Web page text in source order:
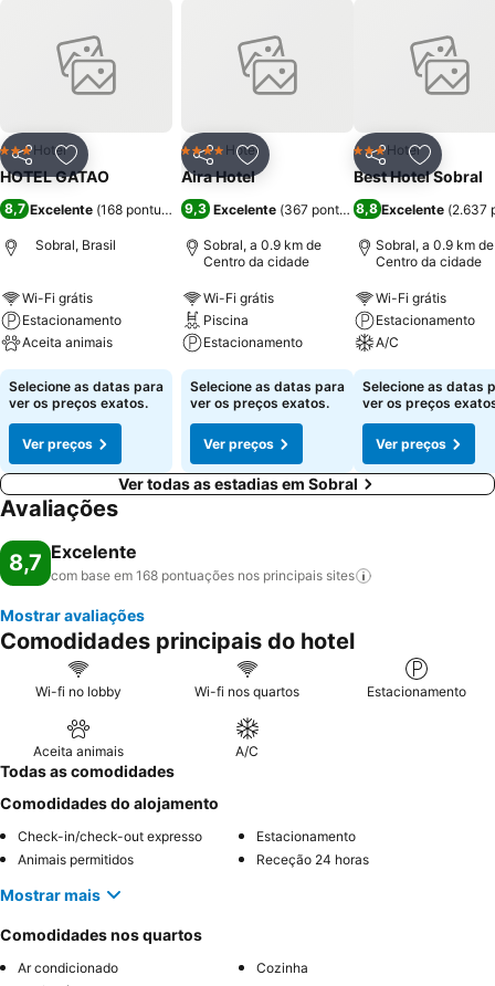
PartilharAdicionar aos favoritos
3 Estrelas
Hotel
HOTEL GATAO
8,7 Excelente (168 pontuações)
Sobral, Brasil
Wi-Fi grátis
Estacionamento
Aceita animais
Selecione as datas para
ver os preços exatos.
Ver preços
PartilharAdicionar aos favoritos
4 EstrelasHotel
Aira Hotel
9,3 Excelente (367 pontuações)
Sobral, a 0.9 km de
Centro da cidade
Wi-Fi grátis
Piscina
Estacionamento
Selecione as datas para
ver os preços exatos.
Ver preços
Partilhar
3 Estrelas
Hotel
Best Hotel Sobral
8,8 Excelente (2.637
Sobral, a 0.9 km de
Centro da cidade
Wi-Fi grátis
Estacionamento
A/C
Selecione as datas
ver os preços
Ver preços
Ver todas as estadias em Sobral
Avaliações
8,7 Excelente
com base em 168 pontuações nos principais sites
Mostrar avaliações
Comodidades principais do hotel
Wi-fi no lobby Wi-fi nos quartos Estacionamento
Aceita animais A/C
Todas as comodidades
Comodidades do alojamento
Check-in/check-out expresso
Estacionamento
Animais permitidos
Receção 24 horas
Mostrar mais
Comodidades nos quartos
Ar condicionado
Cozinha